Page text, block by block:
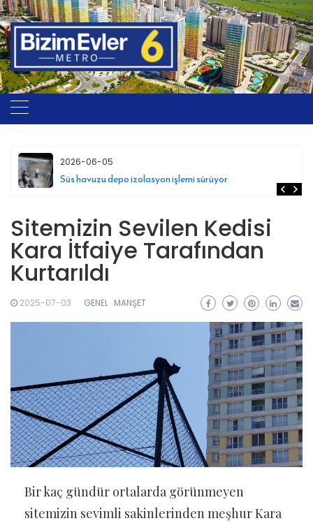
Skip
to
content
2026-06-05
Süs havuzu depo izolasyon işlemi sürüyor
Sitemizin Sevilen Kedisi
Kara İtfaiye Tarafından
Kurtarıldı
2025-07-03 GENEL MANŞET
Bir kaç gündür ortalarda görünmeyen
sitemizin sevimli sakinlerinden meşhur Kara